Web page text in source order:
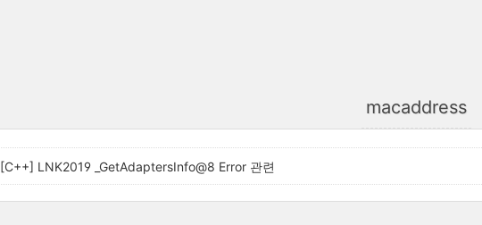
macaddress
[C++] LNK2019 _GetAdaptersInfo@8 Error 관련